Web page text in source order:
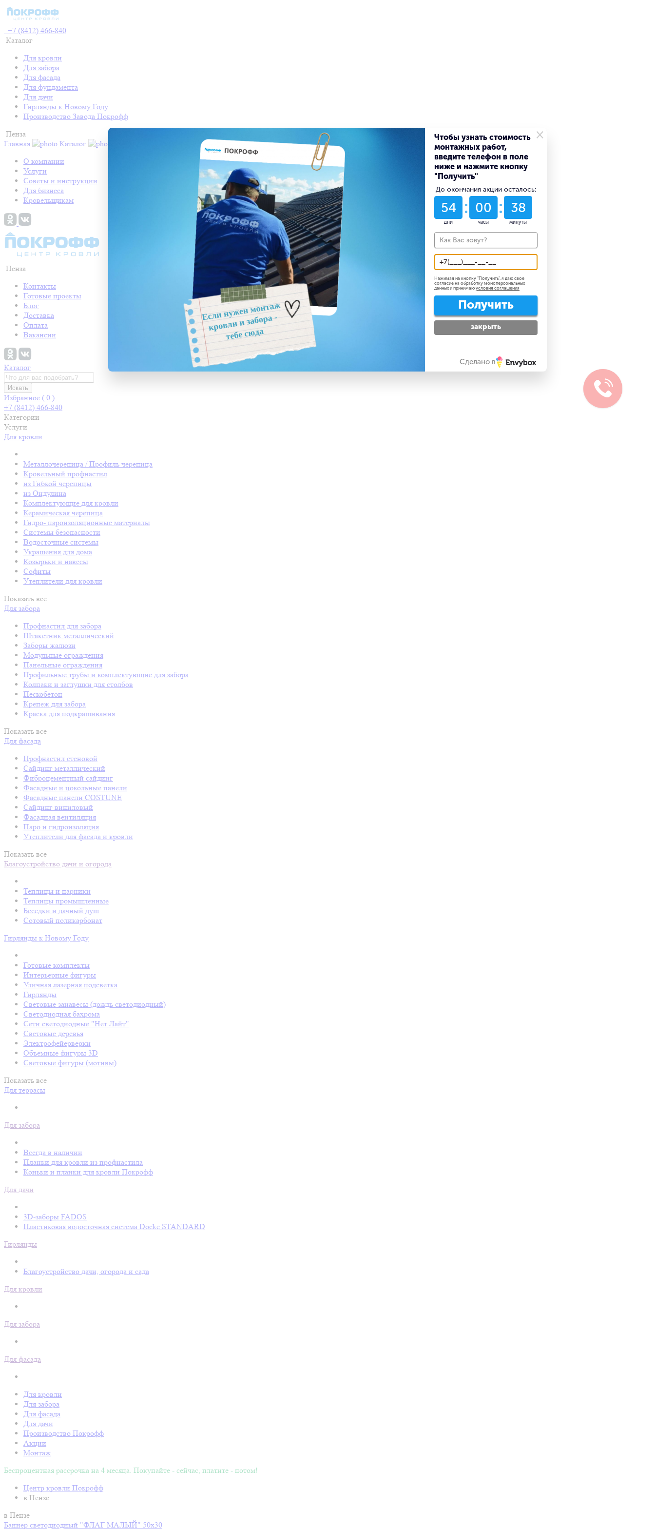
+7 (8412) 466-840
Каталог
Для кровли
Для забора
Для фасада
Для фундамента
Для дачи
Гирлянды к Новому Году
Производство Завода Покрофф
Пенза
Главная
Каталог Готовые проекты Блог Доставка Оплата Вакансии
О компании
Услуги
Советы и инструкции
Для бизнеса
Кровельщикам
Пенза
Контакты
Готовые проекты
Блог
Доставка
Оплата
Вакансии
Каталог
Искать
Избранное ( 0 )
+7 (8412) 466-840
Категории
Услуги
Для кровли
Металлочерепица / Профиль черепица
Кровельный профнастил
из Гибкой черепицы
из Ондулина
Комплектующие для кровли
Керамическая черепица
Гидро- пароизоляционные материалы
Системы безопасности
Водосточные системы
Украшения для дома
Козырьки и навесы
Софиты
Утеплители для кровли
Показать все
Для забора
Профнастил для забора
Штакетник металлический
Заборы жалюзи
Модульные ограждения
Панельные ограждения
Профильные трубы и комплектующие для забора
Колпаки и заглушки для столбов
Пескобетон
Крепеж для забора
Краска для подкрашивания
Показать все
Для фасада
Профнастил стеновой
Сайдинг металлический
Фиброцементный сайдинг
Фасадные и цокольные панели
Фасадные панели COSTUNE
Сайдинг виниловый
Фасадная вентиляция
Паро и гидроизоляция
Утеплители для фасада и кровли
Показать все
Благоустройство дачи и огорода
Теплицы и парники
Теплицы промышленные
Беседки и дачный душ
Сотовый поликарбонат
Гирлянды к Новому Году
Готовые комплекты
Интерьерные фигуры
Уличная лазерная подсветка
Гирлянды
Световые занавесы (дождь светодиодный)
Светодиодная бахрома
Сети светодиодные "Нет Лайт"
Световые деревья
Электрофейерверки
Объемные фигуры 3D
Световые фигуры (мотивы)
Показать все
Для террасы
Для забора
Всегда в наличии
Планки для кровли из профнастила
Коньки и планки для кровли Покрофф
Для дачи
3D-заборы FADOS
Пластиковая водосточная система Döcke STANDARD
Гирлянды
Благоустройство дачи, огорода и сада
Для кровли
Для забора
Для фасада
Для кровли
Для забора
Для фасада
Для дачи
Производство Покрофф
Акции
Монтаж
Беспроцентная рассрочка на 4 месяца. Покупайте - сейчас, платите - потом!
Центр кровли Покрофф
в Пензе
в Пензе
Баннер светодиодный "ФЛАГ МАЛЫЙ" 50х30
×
Чтобы узнать стоимость
монтажных работ,
введите телефон в поле
ниже и нажмите кнопку
"Получить"
До окончания акции осталось:
54
дни
00
часы
38
минуты
Нажимая на кнопку "Получить", я даю свое
согласие на обработку моих персональных
данных и принимаю условия соглашения
Получить
закрыть
Сделано в